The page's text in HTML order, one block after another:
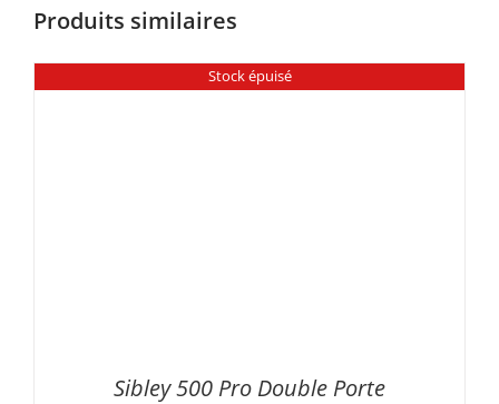
Produits similaires
Stock épuisé
Sibley 500 Pro Double Porte